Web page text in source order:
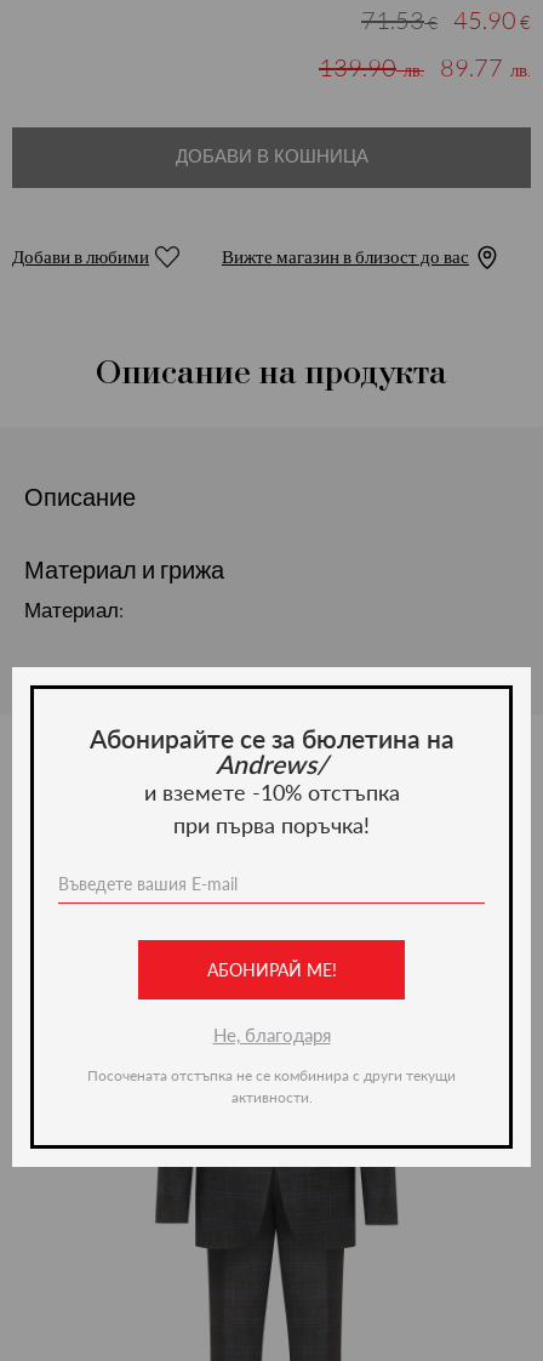
71.53€ 45.90 €
139.90лв. 89.77 лв.
ДОБАВИ В КОШНИЦА
Добави в любими Вижте магазин в близост до вас
Описание на продукта
Описание
Материал и грижа
Материал:
Ние препоръчваме
-50%
Абонирайте се за бюлетина на
Andrews/
и вземете -10% отстъпка
при първа поръчка!
АБОНИРАЙ МЕ!
Не, благодаря
Посочената отстъпка не се комбинира с други текущи
активности.